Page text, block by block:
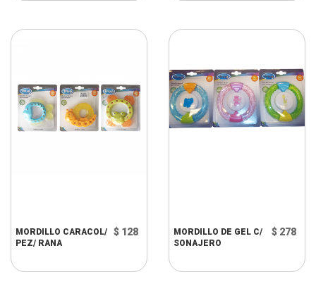
MORDILLO CARACOL/
PEZ/ RANA
$ 128
MORDILLO DE GEL C/
SONAJERO
$ 278